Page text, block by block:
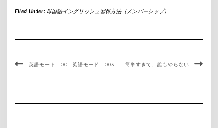
Filed Under: 母国語イングリッシュ習得方法（メンバーシップ）
英語モード 001 英語モード 003 簡単すぎて、誰もやらない